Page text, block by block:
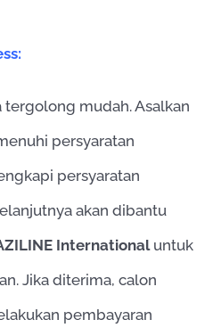
tergolong mudah. ​​Asalkan
persyaratan
persyaratan
akan dibantu
Internationaluntuk
Jika diterima, calon
pembayaran